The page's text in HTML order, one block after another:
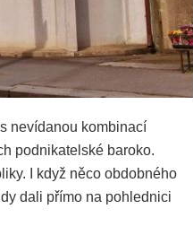
nevídanou kombinací
podnikatelské baroko.
I když něco obdobného
dali přímo na pohlednici